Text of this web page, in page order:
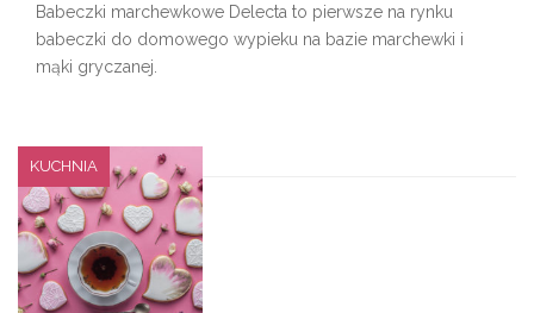
Babeczki marchewkowe Delecta to pierwsze na rynku
babeczki do domowego wypieku na bazie marchewki i
mąki gryczanej.
KUCHNIA